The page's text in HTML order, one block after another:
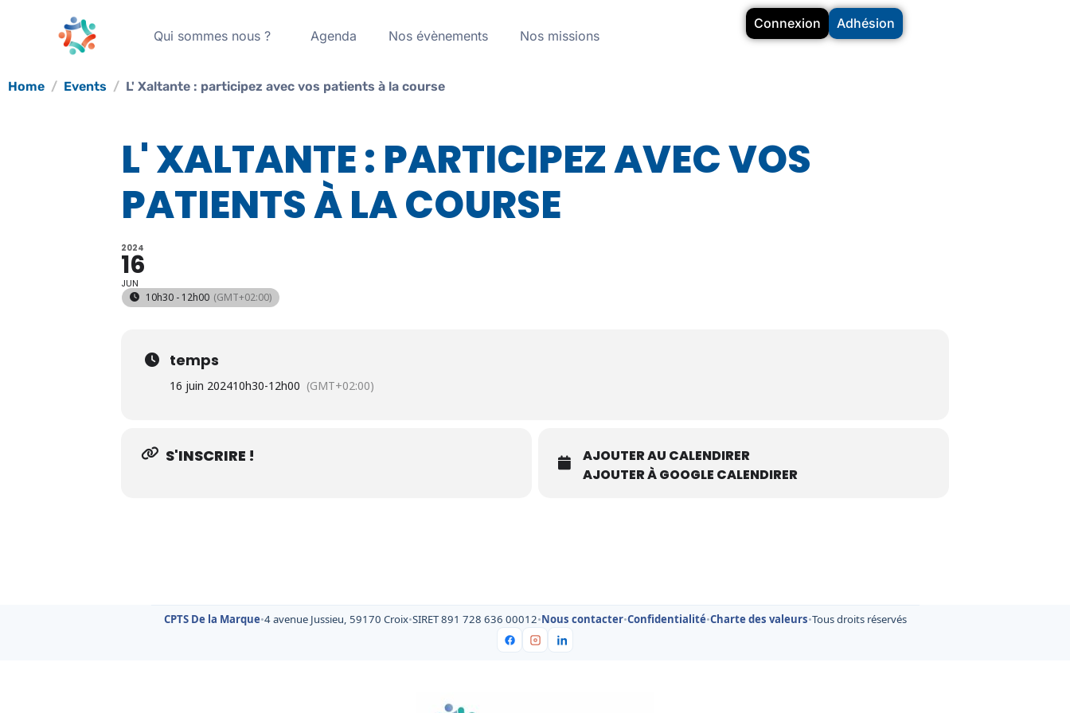
Qui sommes nous ? Agenda Nos évènements Nos missions
Connexion Adhésion
Home Events L' Xaltante : participez avec vos patients à la course
L' XALTANTE : PARTICIPEZ AVEC VOS
PATIENTS À LA COURSE
2024
16
JUN
10h30 - 12h00 (GMT+02:00)
temps
16 juin 202410h30-12h00 (GMT+02:00)
S'INSCRIRE !
AJOUTER AU CALENDIRER
AJOUTER À GOOGLE CALENDIRER
CPTS De la Marque•4 avenue Jussieu, 59170 Croix•SIRET 891 728 636 00012•Nous contacter•Confidentialité•Charte des valeurs•Tous droits réservés